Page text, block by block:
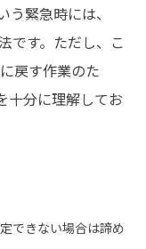
緊急時には、
です。ただし、こ
戻す作業のた
十分に理解してお
できない場合は諦め